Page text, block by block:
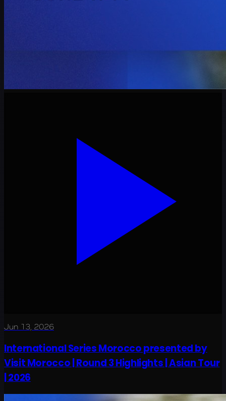
Jun 13, 2026
International Series Morocco presented by
Visit Morocco | Round 3 Highlights | Asian Tour
| 2026